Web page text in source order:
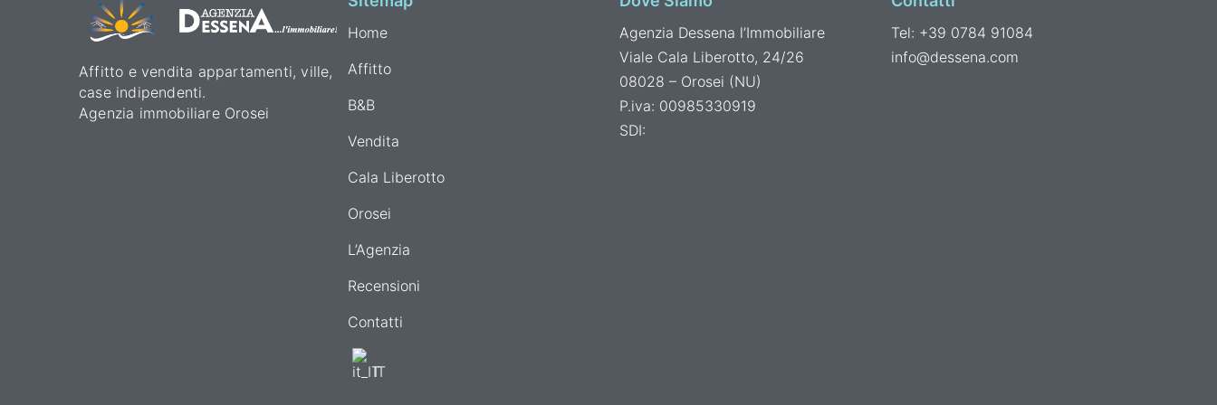
Affitto e vendita appartamenti, ville,
case indipendenti.
Agenzia immobiliare Orosei
Home
Affitto
B&B
Vendita
Cala Liberotto
Orosei
L’Agenzia
Recensioni
Contatti
IT
Agenzia Dessena l’Immobiliare
Viale Cala Liberotto, 24/26
08028 – Orosei (NU)
P.iva: 00985330919
SDI:
Tel: +39 0784 91084
info@dessena.com